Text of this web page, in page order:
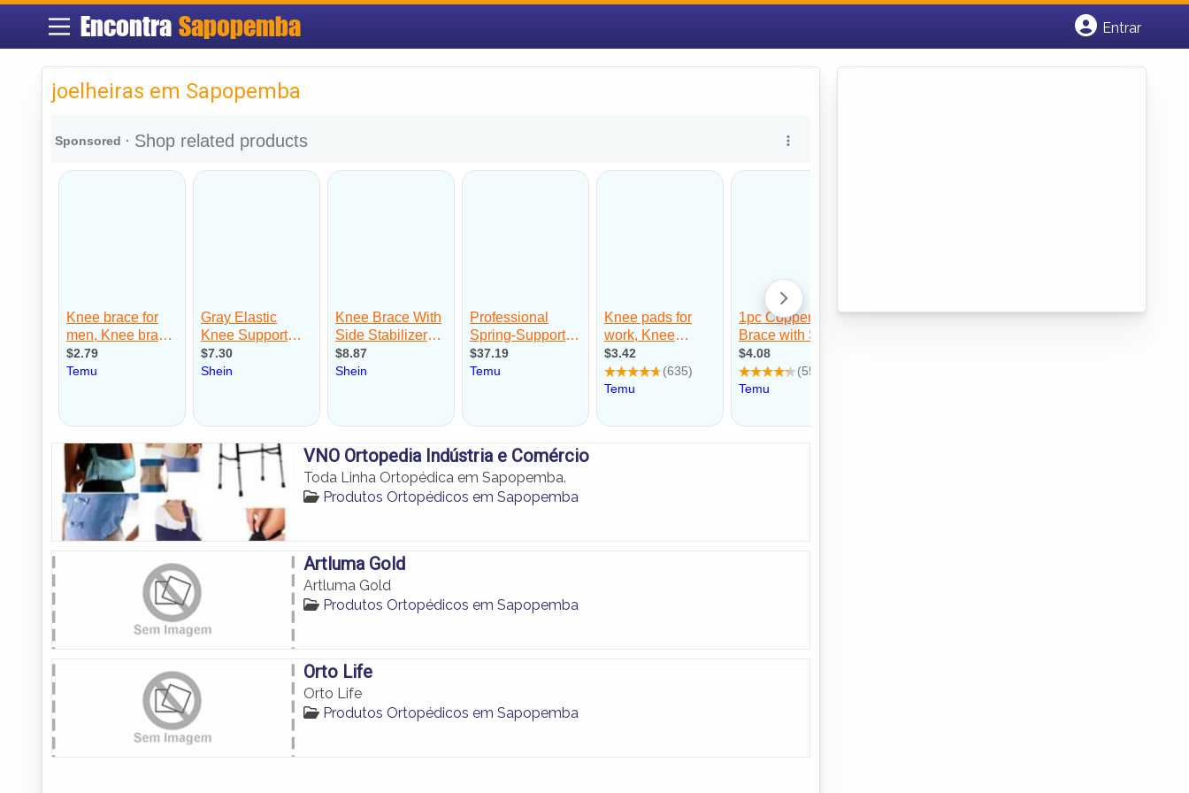
Encontra Sapopemba
Entrar
joelheiras em Sapopemba
VNO Ortopedia Indústria e Comércio
Toda Linha Ortopédica em Sapopemba.
Produtos Ortopédicos em Sapopemba
Artluma Gold
Artluma Gold
Produtos Ortopédicos em Sapopemba
Orto Life
Orto Life
Produtos Ortopédicos em Sapopemba